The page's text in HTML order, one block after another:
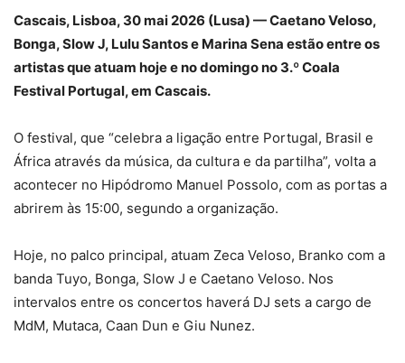
Cascais, Lisboa, 30 mai 2026 (Lusa) — Caetano Veloso,
Bonga, Slow J, Lulu Santos e Marina Sena estão entre os
artistas que atuam hoje e no domingo no 3.º Coala
Festival Portugal, em Cascais.
O festival, que “celebra a ligação entre Portugal, Brasil e
África através da música, da cultura e da partilha”, volta a
acontecer no Hipódromo Manuel Possolo, com as portas a
abrirem às 15:00, segundo a organização.
Hoje, no palco principal, atuam Zeca Veloso, Branko com a
banda Tuyo, Bonga, Slow J e Caetano Veloso. Nos
intervalos entre os concertos haverá DJ sets a cargo de
MdM, Mutaca, Caan Dun e Giu Nunez.